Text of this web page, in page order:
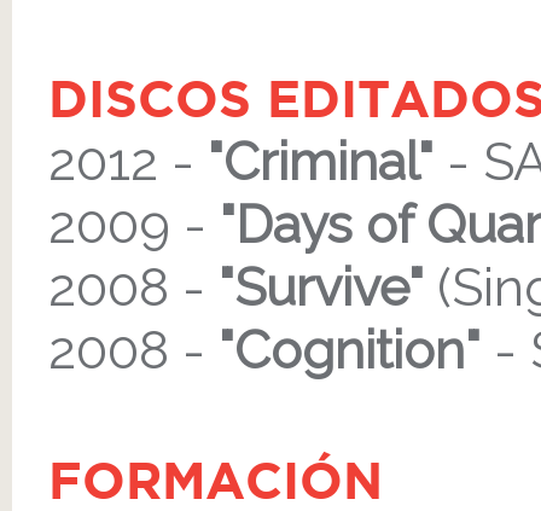
DISCOS
2012 - "Criminal" -
2009 - "Days of
2008 - "Survive"
2008 - "Cognition" -
FORMACIÓN